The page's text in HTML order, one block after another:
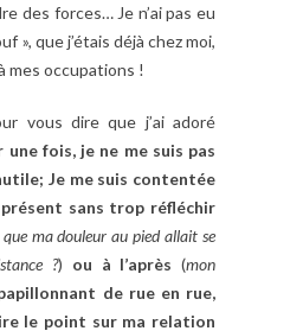
des forces… Je n’ai pas eu
», que j’étais déjà chez moi,
mes occupations !
vous dire que j’ai adoré
une fois, je ne me suis pas
Je me suis contentée
sans trop réfléchir
que ma douleur au pied allait se
?) ou à l’après (mon
de rue en rue,
le point sur ma relation